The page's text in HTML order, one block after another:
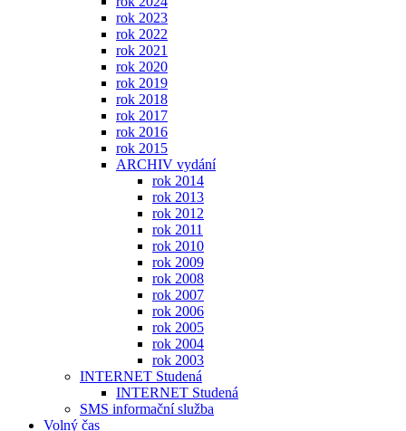
rok 2023
rok 2022
rok 2021
rok 2020
rok 2019
rok 2018
rok 2017
rok 2016
rok 2015
ARCHIV vydání
rok 2014
rok 2013
rok 2012
rok 2011
rok 2010
rok 2009
rok 2008
rok 2007
rok 2006
rok 2005
rok 2004
rok 2003
INTERNET Studená
INTERNET Studená
SMS informační služba
Volný čas